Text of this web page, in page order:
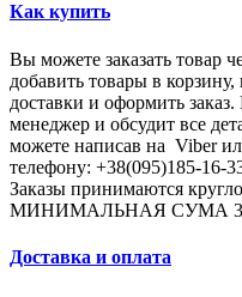
Как купить
Вы можете заказать товар
добавить товары в
доставки и оформить
менеджер и обсудит все
можете написав на Viber
телефону: +38(095)185-16-
Заказы принимаются
МИНИМАЛЬНАЯ СУМА
Доставка и оплата